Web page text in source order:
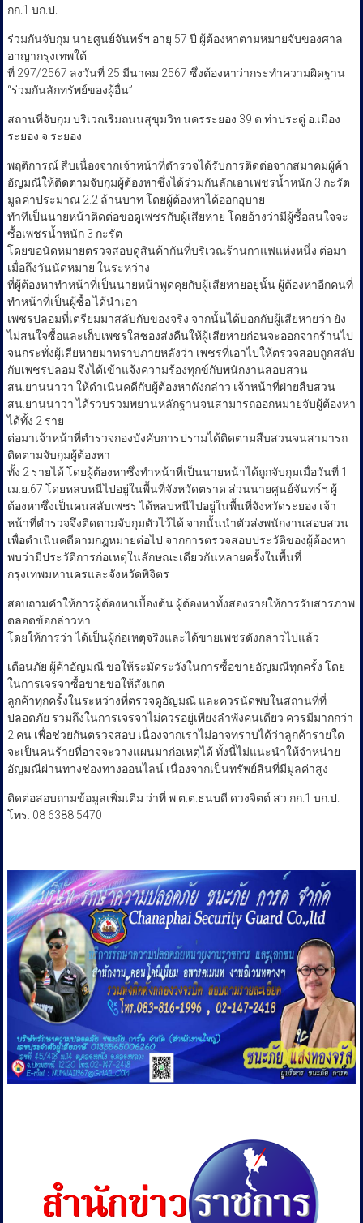
กก.1 บก.ป.
ร่วมกันจับกุม นายศูนย์จันทร์ฯ อายุ 57 ปี ผู้ต้องหาตามหมายจับของศาล
อาญากรุงเทพใต้
ที่ 297/2567 ลงวันที่ 25 มีนาคม 2567 ซึ่งต้องหาว่ากระทำความผิดฐาน
“ร่วมกันลักทรัพย์ของผู้อื่น”
สถานที่จับกุม บริเวณริมถนนสุขุมวิท นครระยอง 39 ต.ท่าประดู่ อ.เมือง
ระยอง จ.ระยอง
พฤติการณ์ สืบเนื่องจากเจ้าหน้าที่ตำรวจได้รับการติดต่อจากสมาคมผู้ค้า
อัญมณีให้ติดตามจับกุมผู้ต้องหาซึ่งได้ร่วมกันลักเอาเพชรน้ำหนัก 3 กะรัต
มูลค่าประมาณ 2.2 ล้านบาท โดยผู้ต้องหาได้ออกอุบาย
ทำทีเป็นนายหน้าติดต่อขอดูเพชรกับผู้เสียหาย โดยอ้างว่ามีผู้ซื้อสนใจจะ
ซื้อเพชรน้ำหนัก 3 กะรัต
โดยขอนัดหมายตรวจสอบดูสินค้ากันที่บริเวณร้านกาแฟแห่งหนึ่ง ต่อมา
เมื่อถึงวันนัดหมาย ในระหว่าง
ที่ผู้ต้องหาทำหน้าที่เป็นนายหน้าพูดคุยกับผู้เสียหายอยู่นั้น ผู้ต้องหาอีกคนที่
ทำหน้าที่เป็นผู้ซื้อ ได้นำเอา
เพชรปลอมที่เตรียมมาสลับกับของจริง จากนั้นได้บอกกับผู้เสียหายว่า ยัง
ไม่สนใจซื้อและเก็บเพชรใส่ซองส่งคืนให้ผู้เสียหายก่อนจะออกจากร้านไป
จนกระทั่งผู้เสียหายมาทราบภายหลังว่า เพชรที่เอาไปให้ตรวจสอบถูกสลับ
กับเพชรปลอม จึงได้เข้าแจ้งความร้องทุกข์กับพนักงานสอบสวน
สน.ยานนาวา ให้ดำเนินคดีกับผู้ต้องหาดังกล่าว เจ้าหน้าที่ฝ่ายสืบสวน
สน.ยานนาวา ได้รวบรวมพยานหลักฐานจนสามารถออกหมายจับผู้ต้องหา
ได้ทั้ง 2 ราย
ต่อมาเจ้าหน้าที่ตำรวจกองบังคับการปรามได้ติดตามสืบสวนจนสามารถ
ติดตามจับกุมผู้ต้องหา
ทั้ง 2 รายได้ โดยผู้ต้องหาซึ่งทำหน้าที่เป็นนายหน้าได้ถูกจับกุมเมื่อวันที่ 1
เม.ย.67 โดยหลบหนีไปอยู่ในพื้นที่จังหวัดตราด ส่วนนายศูนย์จันทร์ฯ ผู้
ต้องหาซึ่งเป็นคนสลับเพชร ได้หลบหนีไปอยู่ในพื้นที่จังหวัดระยอง เจ้า
หน้าที่ตำรวจจึงติดตามจับกุมตัวไว้ได้ จากนั้นนำตัวส่งพนักงานสอบสวน
เพื่อดำเนินคดีตามกฎหมายต่อไป จากการตรวจสอบประวัติของผู้ต้องหา
พบว่ามีประวัติการก่อเหตุในลักษณะเดียวกันหลายครั้งในพื้นที่
กรุงเทพมหานครและจังหวัดพิจิตร
สอบถามคำให้การผู้ต้องหาเบื้องต้น ผู้ต้องหาทั้งสองรายให้การรับสารภาพ
ตลอดข้อกล่าวหา
โดยให้การว่า ได้เป็นผู้ก่อเหตุจริงและได้ขายเพชรดังกล่าวไปแล้ว
เตือนภัย ผู้ค้าอัญมณี ขอให้ระมัดระวังในการซื้อขายอัญมณีทุกครั้ง โดย
ในการเจรจาซื้อขายขอให้สังเกต
ลูกค้าทุกครั้งในระหว่างที่ตรวจดูอัญมณี และควรนัดพบในสถานที่ที่
ปลอดภัย รวมถึงในการเจรจาไม่ควรอยู่เพียงลำพังคนเดียว ควรมีมากกว่า
2 คน เพื่อช่วยกันตรวจสอบ เนื่องจากเราไม่อาจทราบได้ว่าลูกค้ารายใด
จะเป็นคนร้ายที่อาจจะวางแผนมาก่อเหตุได้ ทั้งนี้ไม่แนะนำให้จำหน่าย
อัญมณีผ่านทางช่องทางออนไลน์ เนื่องจากเป็นทรัพย์สินที่มีมูลค่าสูง
ติดต่อสอบถามข้อมูลเพิ่มเติม ว่าที่ พ.ต.ต.ธนบดี ดวงจิตต์ สว.กก.1 บก.ป.
โทร. 08 6388 5470